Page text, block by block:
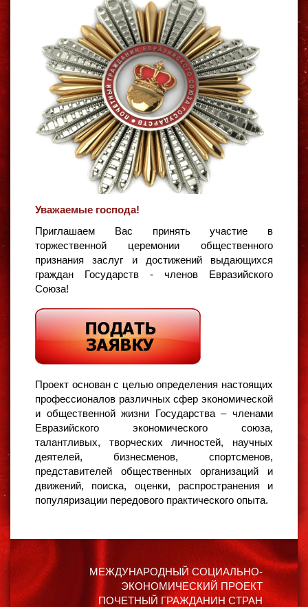
Уважаемые господа!
Приглашаем Вас принять участие в
торжественной церемонии общественного
признания заслуг и достижений выдающихся
граждан Государств - членов Евразийского
Союза!
Проект основан с целью определения настоящих
профессионалов различных сфер экономической
и общественной жизни Государства – членами
Евразийского экономического союза,
талантливых, творческих личностей, научных
деятелей, бизнесменов, спортсменов,
представителей общественных организаций и
движений, поиска, оценки, распространения и
популяризации передового практического опыта.
МЕЖДУНАРОДНЫЙ СОЦИАЛЬНО-
ЭКОНОМИЧЕСКИЙ ПРОЕКТ
ПОЧЕТНЫЙ ГРАЖДАНИН СТРАН